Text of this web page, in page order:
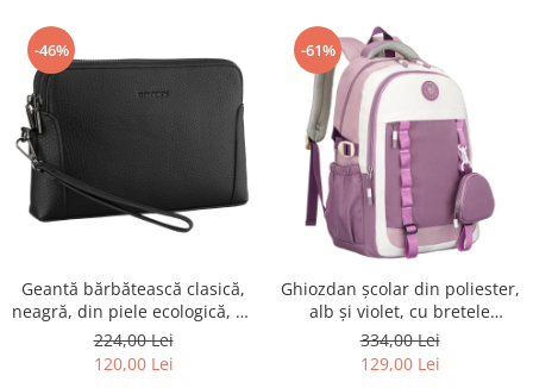
-46%
Geantă bărbătească clasică,
neagră, din piele ecologică, cu
fermoar - Rovicky PTR-R-SDR-
01-1631 BLACK
224,00 Lei
120,00 Lei
-61%
Ghiozdan școlar din poliester,
alb și violet, cu bretele
reglabile - Peterson PTR-PTN
8603-1303 PURPLE
334,00 Lei
129,00 Lei